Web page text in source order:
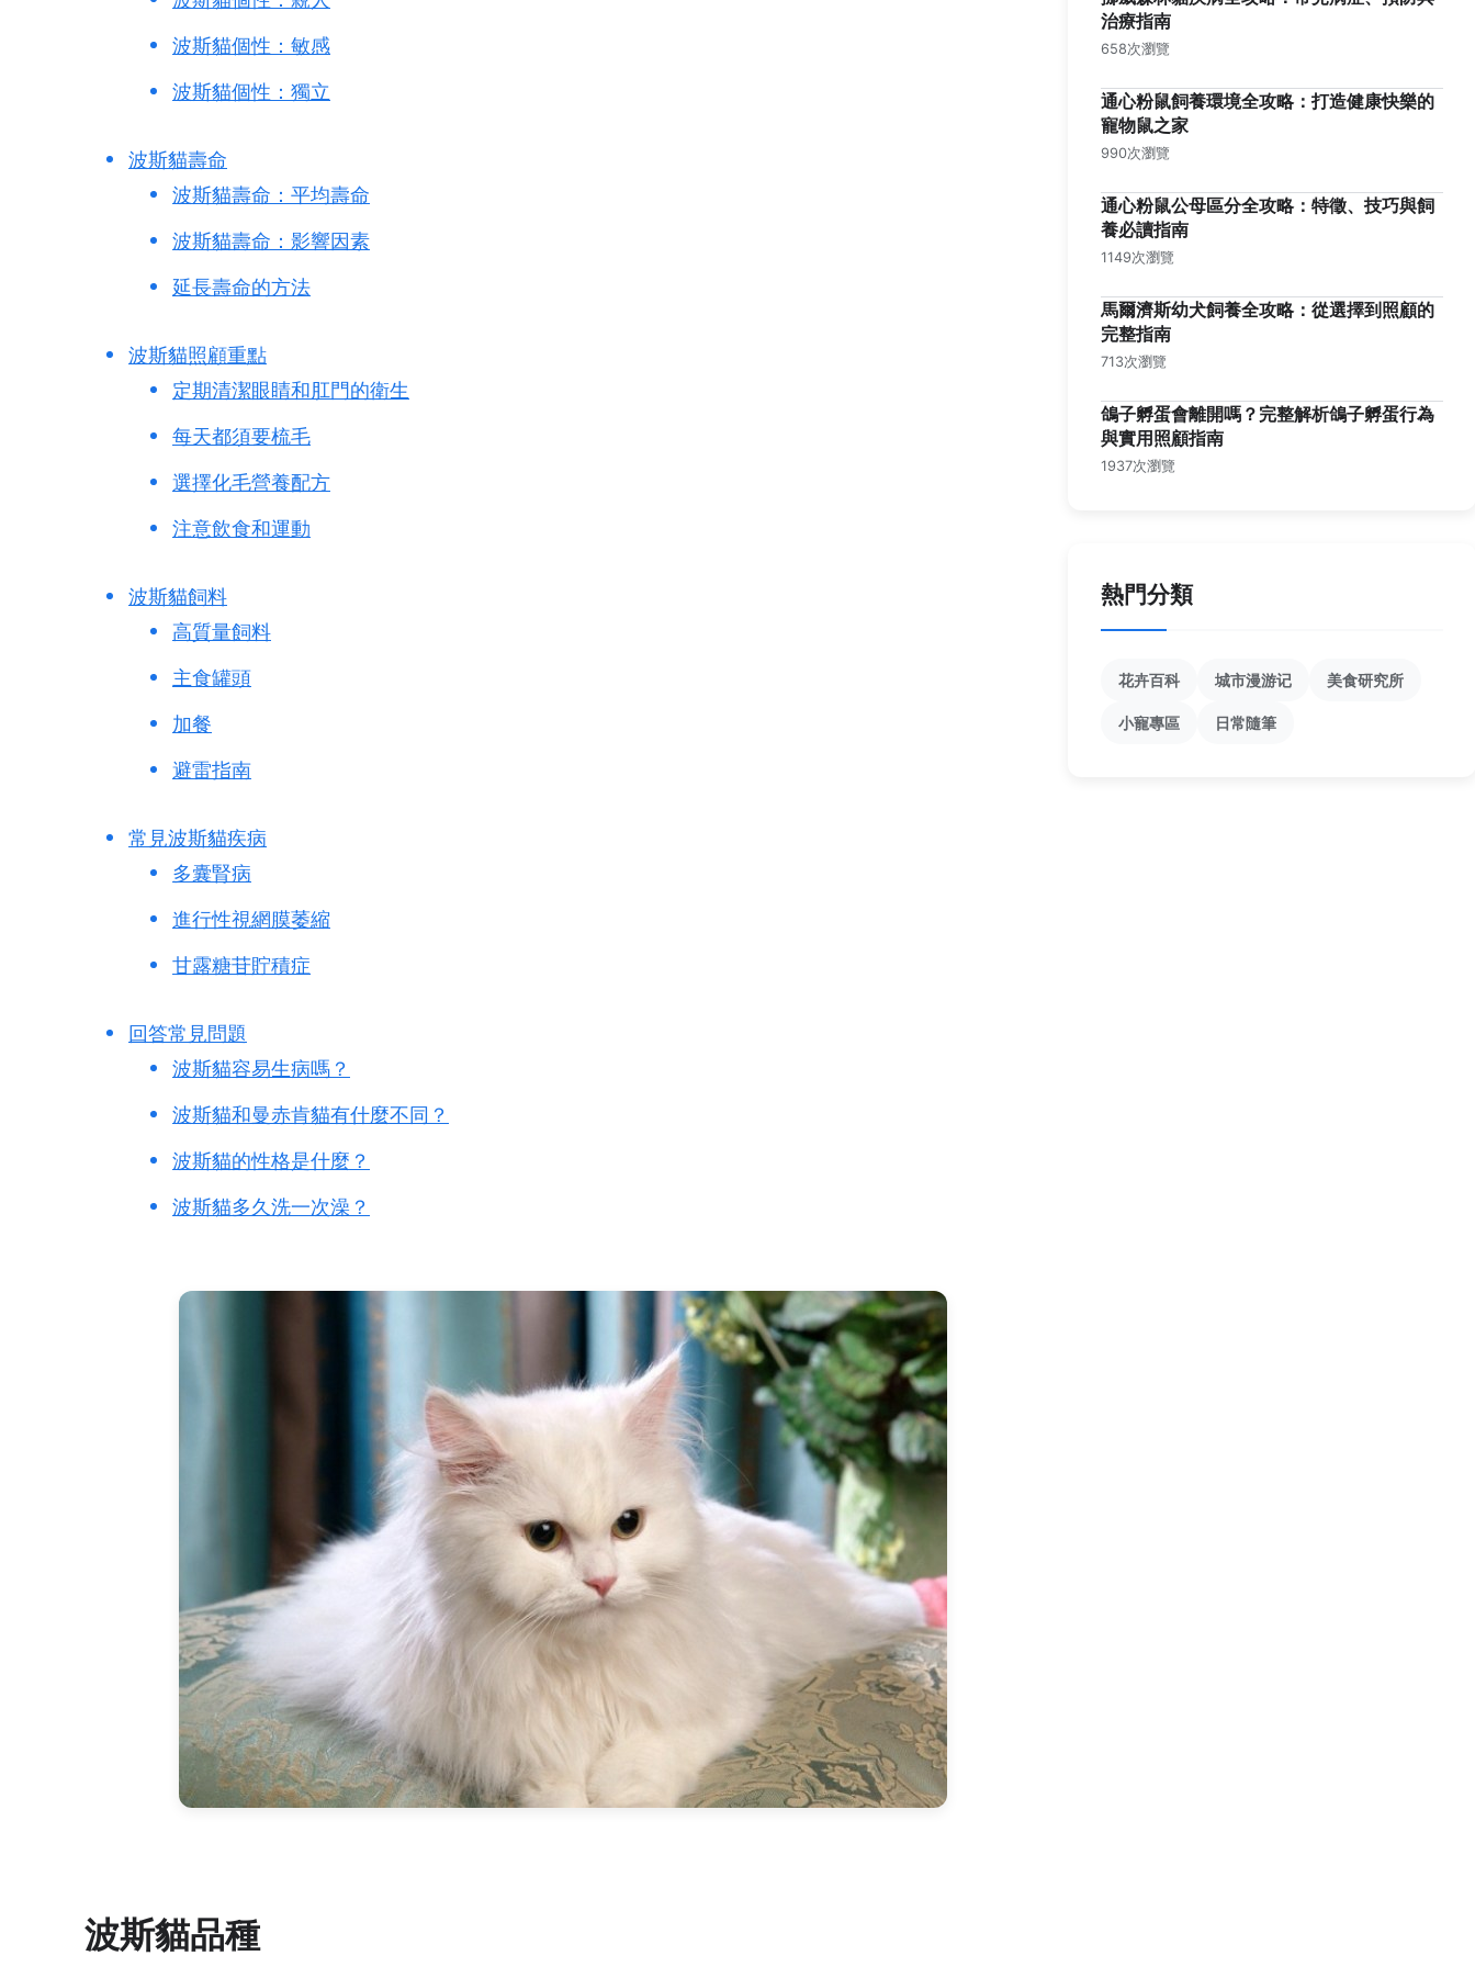
波斯貓個性：敏感
波斯貓個性：獨立
波斯貓壽命
波斯貓壽命：平均壽命
波斯貓壽命：影響因素
延長壽命的方法
波斯貓照顧重點
定期清潔眼睛和肛門的衛生
每天都須要梳毛
選擇化毛營養配方
注意飲食和運動
波斯貓飼料
高質量飼料
主食罐頭
加餐
避雷指南
常見波斯貓疾病
多囊腎病
進行性視網膜萎縮
甘露糖苷貯積症
回答常見問題
波斯貓容易生病嗎？
波斯貓和曼赤肯貓有什麼不同？
波斯貓的性格是什麼？
波斯貓多久洗一次澡？
波斯貓品種
治療指南
658次瀏覽
通心粉鼠飼養環境全攻略：打造健康快樂的
寵物鼠之家
990次瀏覽
通心粉鼠公母區分全攻略：特徵、技巧與飼
養必讀指南
1149次瀏覽
馬爾濟斯幼犬飼養全攻略：從選擇到照顧的
完整指南
713次瀏覽
鴿子孵蛋會離開嗎？完整解析鴿子孵蛋行為
與實用照顧指南
1937次瀏覽
熱門分類
花卉百科 城市漫游记 美食研究所
小寵專區 日常隨筆